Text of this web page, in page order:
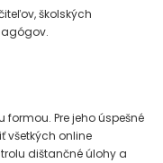
školských
Pre jeho úspešné
všetkých online
dištančné úlohy a